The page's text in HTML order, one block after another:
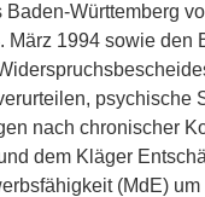
Württemberg
1994 sowie den
psychische
nach chronischer
dem Kläger
(MdE)